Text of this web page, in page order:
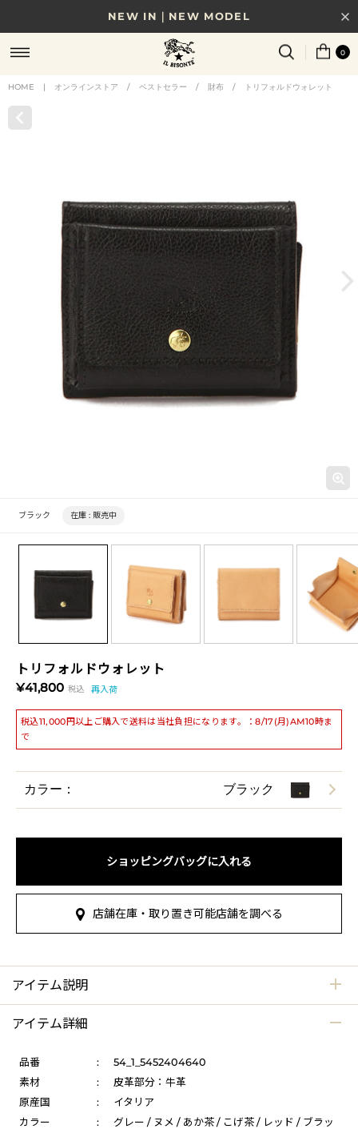
NEW IN｜NEW MODEL
8/17(月)10時まで｜税込11,000円以上で送料無料
贈る相手やシーンから選べる、新しいギフトガイド
0
HOME | オンラインストア / ベストセラー / 財布 / トリフォルドウォレット
トリフォルドウォレット
¥41,800 税込 再入荷
税込11,000円以上ご購入で送料は当社負担になります。：8/17(月)AM10時ま
で
ブラック 在庫 : 販売中
カラー： ブラック
ショッピングバッグに入れる
店舗在庫・取り置き可能店舗を調べる
アイテム説明
アイテム詳細
品番 :
54_1_5452404640
素材
:
皮革部分：牛革
原産国
:
イタリア
カラー
:
グレー / ヌメ / あか茶 / こげ茶 / レッド / ブラッ